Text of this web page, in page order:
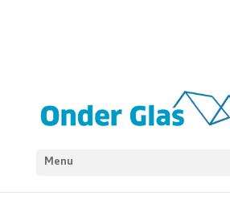
Menu